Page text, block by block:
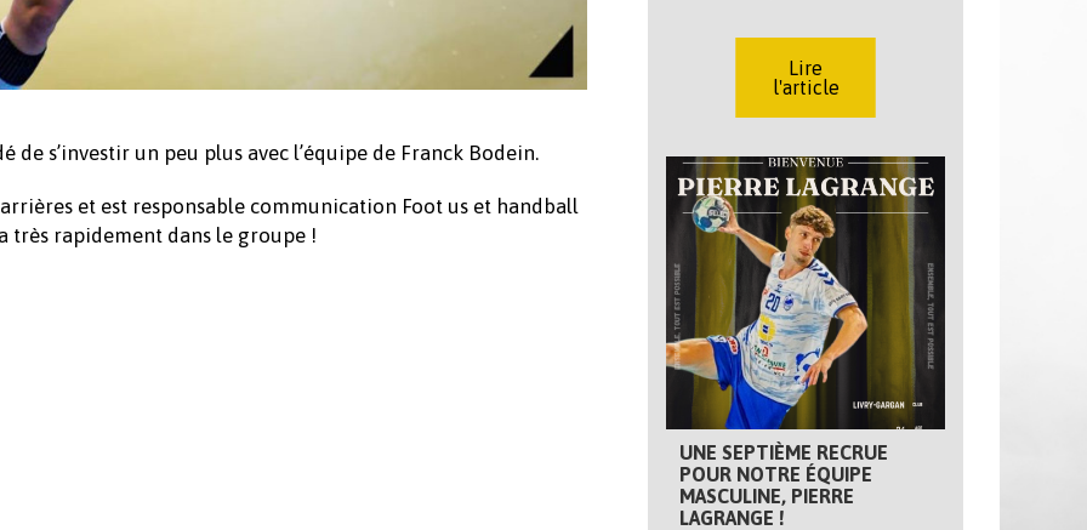
de s’investir un peu plus avec l’équipe de Franck Bodein.
et est responsable communication Foot us et handball
très rapidement dans le groupe !
Lire
l'article
UNE SEPTIÈME RECRUE
POUR NOTRE ÉQUIPE
MASCULINE, PIERRE
LAGRANGE !